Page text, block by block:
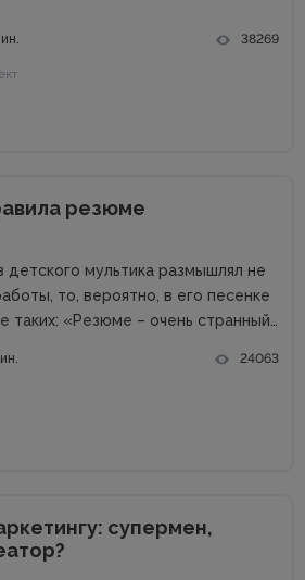
38269
резюме
детского мультика размышлял не
то, вероятно, в его песенке
таких: «Резюме – очень странный
24063
супермен,